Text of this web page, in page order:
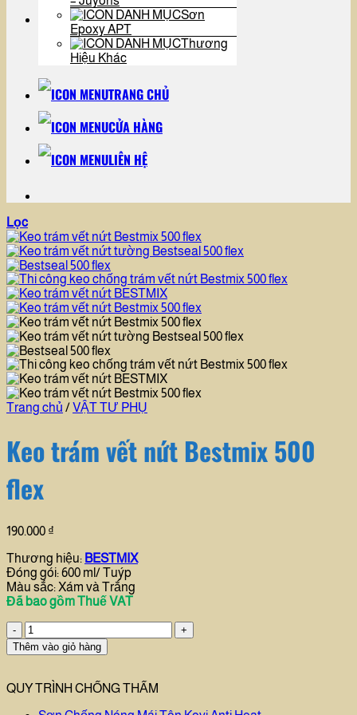
Sơn
Epoxy APT
Thương
Hiệu Khác
TRANG CHỦ
CỬA HÀNG
LIÊN HỆ
Lọc
Trang chủ /VẬT TƯ PHỤ
Keo trám vết nứt Bestmix 500
flex
190.000 ₫
Thương hiệu: BESTMIX
Đóng gói: 600 ml/ Tuýp
Màu sắc: Xám và Trắng
Đã bao gồm Thuế VAT
Keo
trám
vết
Bestmix
500
flex
Thêm vào giỏ hàng
QUY TRÌNH CHỐNG THẤM